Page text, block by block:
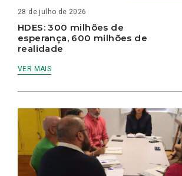
28 de julho de 2026
HDES: 300 milhões de
esperança, 600 milhões de
realidade
VER MAIS